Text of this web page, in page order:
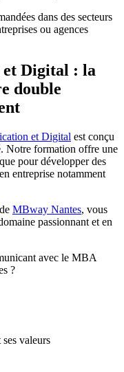
dans des secteurs
ou agences
Digital : la
double
et Digital est conçu
Notre formation offre une
pour développer des
entreprise notamment
de MBway Nantes, vous
passionnant et en
avec le MBA
?
valeurs